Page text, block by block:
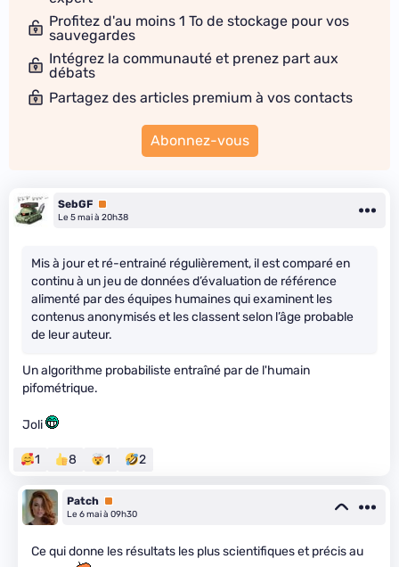
Profitez d'au moins 1 To de stockage pour vos
sauvegardes
Intégrez la communauté et prenez part aux
débats
Partagez des articles premium à vos contacts
Abonnez-vous
SebGF Premium
Le 5 mai à 20h38
Mis à jour et ré-entrainé régulièrement, il est comparé en
continu à un jeu de données d’évaluation de référence
alimenté par des équipes humaines qui examinent les
contenus anonymisés et les classent selon l’âge probable
de leur auteur.
Un algorithme probabiliste entraîné par de l'humain
pifométrique.
Joli
1 8 1 2
Patch Premium
Le 6 mai à 09h30
Ce qui donne les résultats les plus scientifiques et précis au